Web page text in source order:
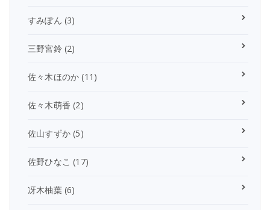
すみぽん (3)
三野宮鈴(2)
佐々木ほのか (11)
佐々木萌香 (2)
佐山すずか (5)
佐野ひなこ (17)
冴木柚葉(6)